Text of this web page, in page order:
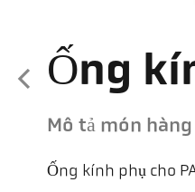
Ống
Mô tả món hàng
Ống kính phụ cho